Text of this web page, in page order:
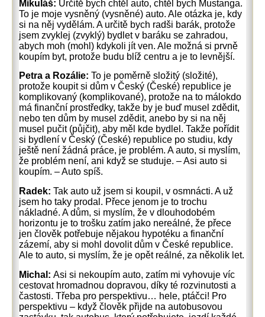
Mikuláš: Určitě bych chtěl auto, chtěl bych Mustanga.
To je moje vysněný (vysněné) auto. Ale otázka je, kdy
si na něj vydělám. A určitě bych radši barák, protože
jsem zvyklej (zvyklý) bydlet v baráku se zahradou,
abych moh (mohl) kdykoli jít ven. Ale možná si prvně
koupím byt, protože budu blíž centru a je to levnější.
Petra a Rozálie:To je poměrně složitý (složité),
protože koupit si dům v Český (České) republice je
komplikovaný (komplikované), protože na to málokdo
má finanční prostředky, takže by je buď musel zdědit,
nebo ten dům by musel zdědit, anebo by si na něj
musel pučit (půjčit), aby měl kde bydlel. Takže pořídit
si bydlení v Český (České) republice po studiu, kdy
ještě není žádná práce, je problém. A auto, si myslím,
že problém není, ani když se studuje. – Asi auto si
koupím. – Auto spíš.
Radek:Tak auto už jsem si koupil, v osmnácti. A už
jsem ho taky prodal. Přece jenom je to trochu
nákladné. A dům, si myslím, že v dlouhodobém
horizontu je to trošku zatím jako nereálné, že přece
jen člověk potřebuje nějakou hypotéku a finanční
zázemí, aby si mohl dovolit dům v České republice.
Ale to auto, si myslím, že je opět reálné, za několik let.
Michal:Asi si nekoupím auto, zatím mi vyhovuje víc
cestovat hromadnou dopravou, díky té rozvinutosti a
častosti. Třeba pro perspektivu… hele, ptáčci! Pro
perspektivu – když člověk přijde na autobusovou